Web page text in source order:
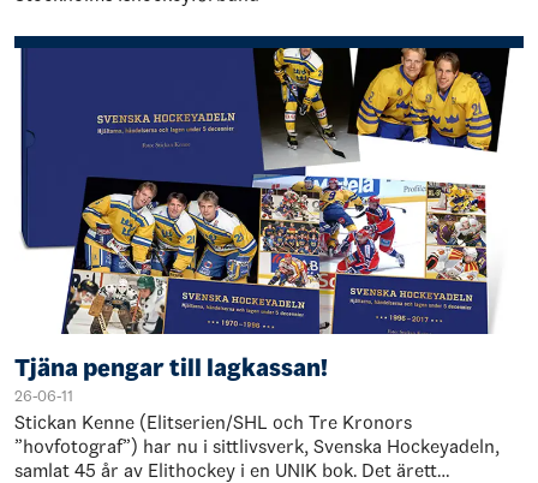
Tjäna pengar till lagkassan!
26-06-11
Stickan Kenne (Elitserien/SHL och Tre Kronors
”hovfotograf”) har nu i sittlivsverk, Svenska Hockeyadeln,
samlat 45 år av Elithockey i en UNIK bok. Det ärett